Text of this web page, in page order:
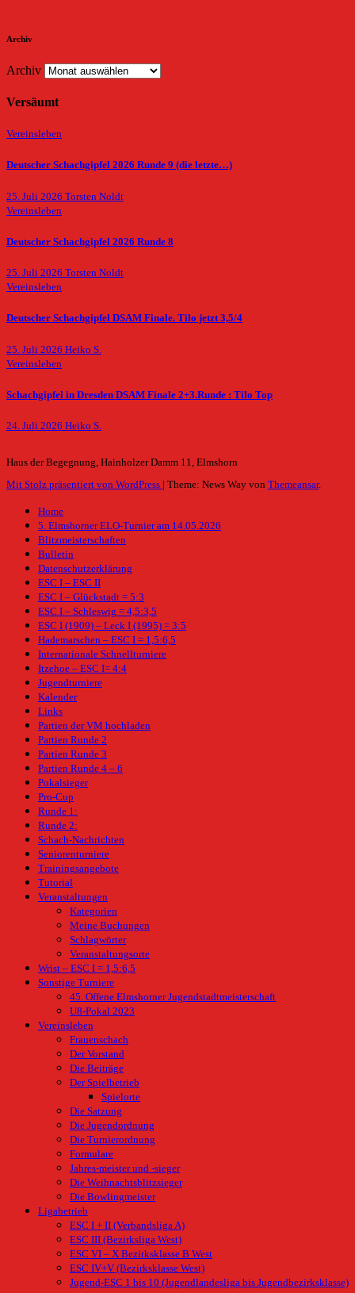
Archiv
Archiv
Versäumt
Vereinsleben
Deutscher Schachgipfel 2026 Runde 9 (die letzte…)
25. Juli 2026 Torsten Noldt
Vereinsleben
Deutscher Schachgipfel 2026 Runde 8
25. Juli 2026 Torsten Noldt
Vereinsleben
Deutscher Schachgipfel DSAM Finale. Tilo jetzt 3,5/4
25. Juli 2026 Heiko S.
Vereinsleben
Schachgipfel in Dresden DSAM Finale 2+3.Runde : Tilo Top
24. Juli 2026 Heiko S.
Haus der Begegnung, Hainholzer Damm 11, Elmshorn
Mit Stolz präsentiert von WordPress | Theme: News Way von Themeansar.
Home
5. Elmshorner ELO-Turnier am 14.05.2026
Blitzmeisterschaften
Bulletin
Datenschutzerklärung
ESC I – ESC II
ESC I – Glückstadt = 5:3
ESC I – Schleswig = 4,5:3,5
ESC I (1909) – Leck I (1995) = 3:5
Hademarschen – ESC I = 1,5:6,5
Internationale Schnellturniere
Itzehoe – ESC I= 4:4
Jugendturniere
Kalender
Links
Partien der VM hochladen
Partien Runde 2
Partien Runde 3
Partien Runde 4 – 6
Pokalsieger
Pro-Cup
Runde 1:
Runde 2:
Schach-Nachrichten
Seniorenturniere
Trainingsangebote
Tutorial
Veranstaltungen
Kategorien
Meine Buchungen
Schlagwörter
Veranstaltungsorte
Wrist – ESC I = 1,5:6,5
Sonstige Turniere
45. Offene Elmshorner Jugendstadtmeisterschaft
U8-Pokal 2023
Vereinsleben
Frauenschach
Der Vorstand
Die Beiträge
Der Spielbetrieb
Spielorte
Die Satzung
Die Jugendordnung
Die Turnierordnung
Formulare
Jahres-meister und -sieger
Die Weihnachtsblitzsieger
Die Bowlingmeister
Ligabetrieb
ESC I + II (Verbandsliga A)
ESC III (Bezirksliga West)
ESC VI – X Bezirksklasse B West
ESC IV+V (Bezirksklasse West)
Jugend-ESC 1 bis 10 (Jugendlandesliga bis Jugendbezirksklasse)